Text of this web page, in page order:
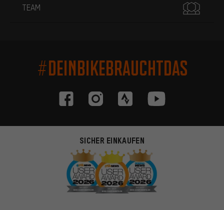
TEAM
#DEINBIKEBRAUCHTDAS
SICHER EINKAUFEN